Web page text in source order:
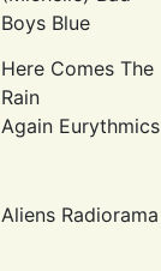
Boys Blue
Here Comes The
Rain
Again Eurythmics
Aliens Radiorama